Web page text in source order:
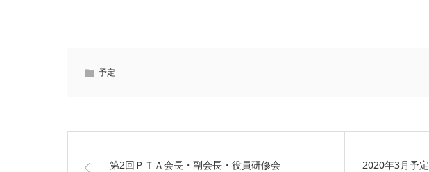
予定
第2回ＰＴＡ会長・副会長・役員研修会 2020年3月予定